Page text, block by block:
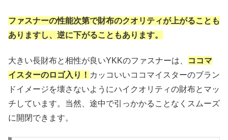
ファスナーの性能次第で財布のクオリティが上がることも
ありますし、逆に下がることもあります。
大きい長財布と相性が良いYKKのファスナーは、
ココマ
イスターのロゴ入り！ カッコいいココマイスターのブラン
ドイメージを壊さないようにハイクオリティの財布とマッ
チしています。当然、途中で引っかかることなくスムーズ
に開閉できます。